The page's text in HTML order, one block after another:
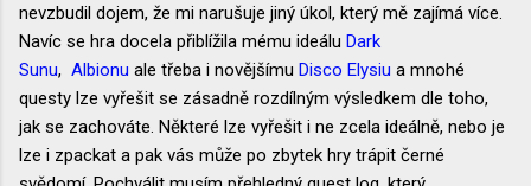
nevzbudil dojem, že mi narušuje jiný úkol, který mě zajímá více.
Navíc se hra docela přiblížila mému ideálu Dark
Sunu, Albionu ale třeba i novějšímu Disco Elysiu a mnohé
questy lze vyřešit se zásadně rozdílným výsledkem dle toho,
jak se zachováte. Některé lze vyřešit i ne zcela ideálně, nebo je
lze i zpackat a pak vás může po zbytek hry trápit černé